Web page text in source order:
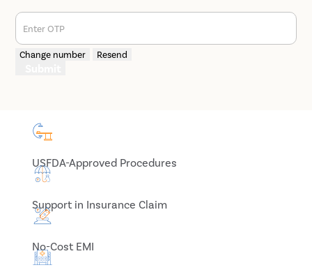
Enter OTP
Change number Resend
USFDA-Approved Procedures
Support in Insurance Claim
No-Cost EMI